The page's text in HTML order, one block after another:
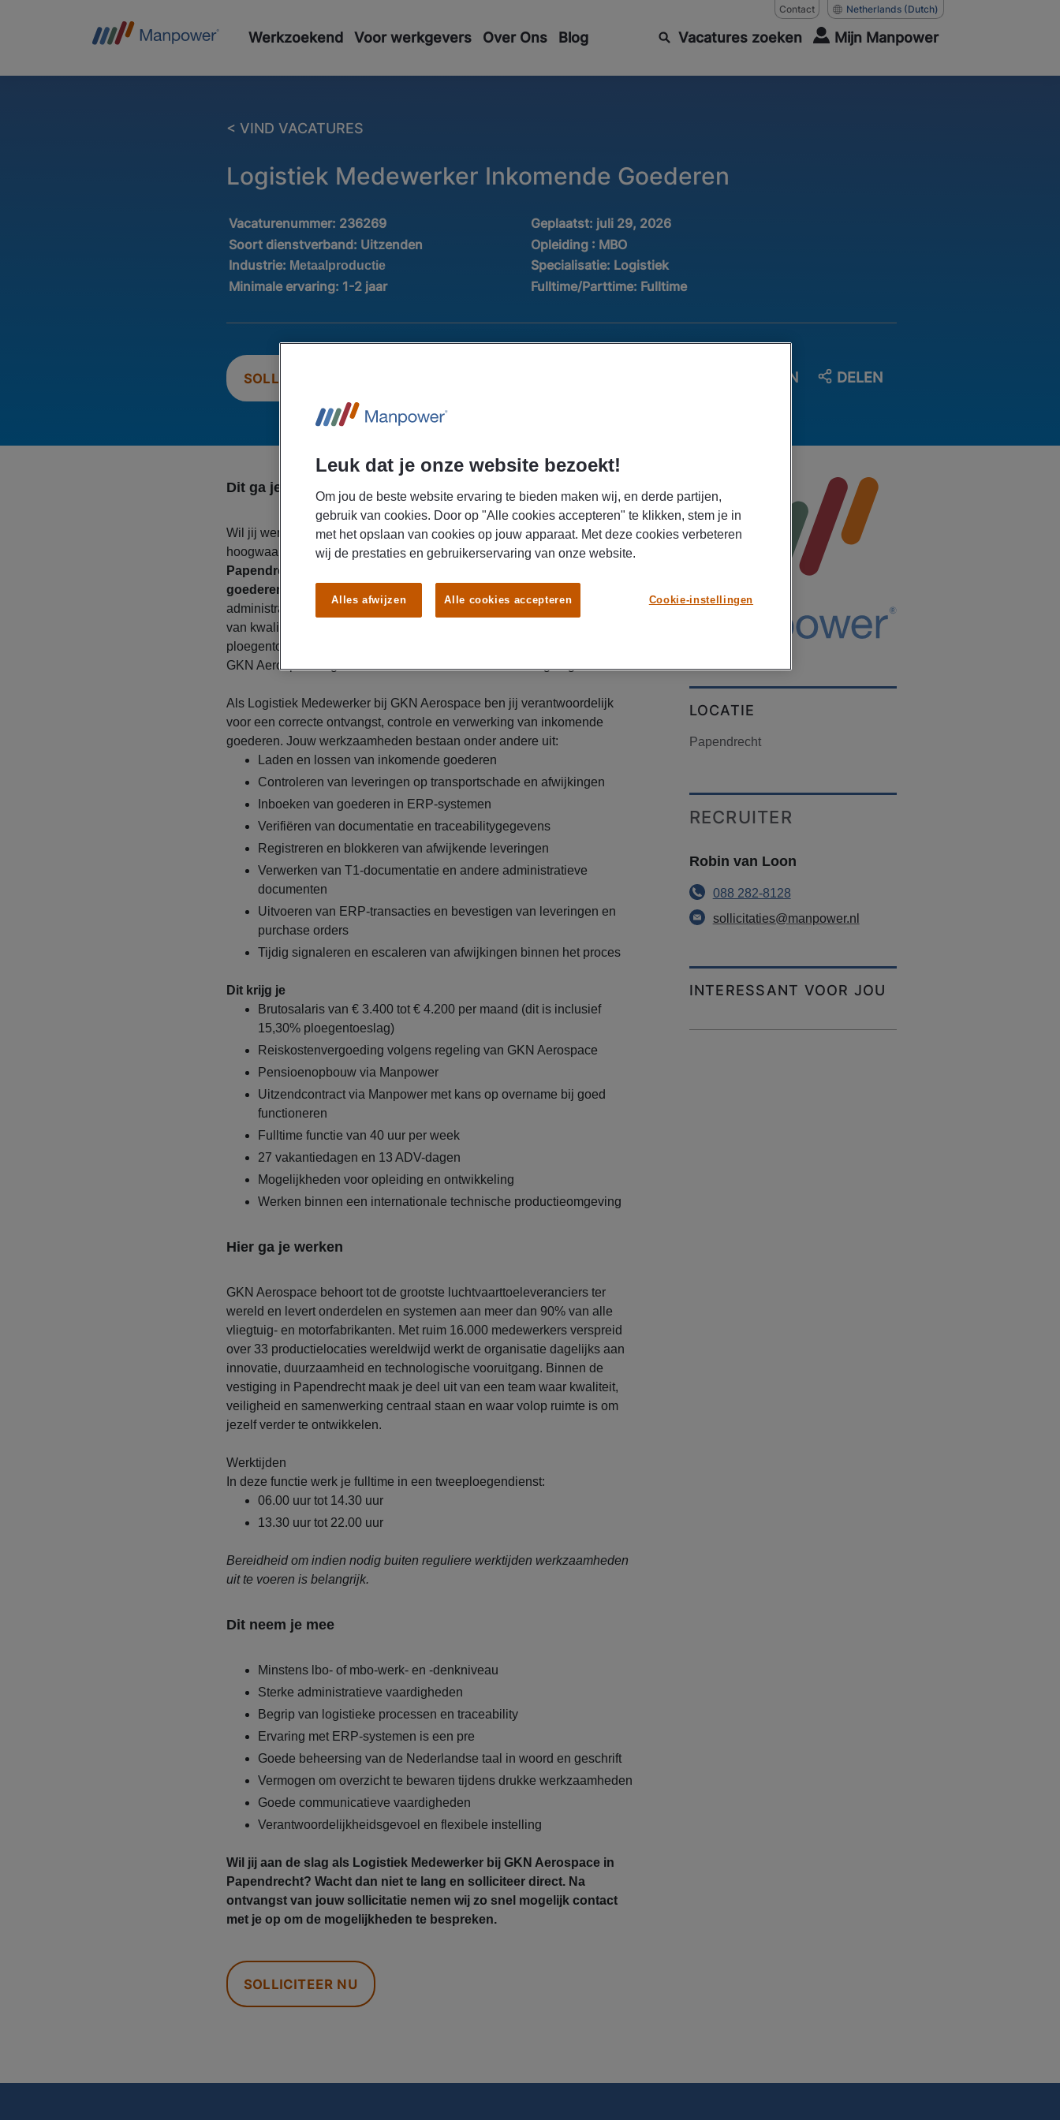
Contact Netherlands (Dutch)
Werkzoekend Voor werkgevers Over Ons Blog Vacatures zoeken Mijn Manpower
< VIND VACATURES
Logistiek Medewerker Inkomende Goederen
Vacaturenummer: 236269 Geplaatst: juli 29, 2026
Soort dienstverband: Uitzenden Opleiding : MBO
Industrie: Metaalproductie Specialisatie: Logistiek
Minimale ervaring: 1-2 jaar Fulltime/Parttime: Fulltime
SOLLICITEER NU OPSLAAN DELEN
Dit ga je doen
Wil jij werken in de luchtvaartindustrie en bijdragen aan de productie van
hoogwaardige vliegtuigonderdelen? VoorGKN Aerospace in
Papendrecht
goederen
administratieve taken en speel je een belangrijke rol in het waarborgen
van kwaliteit. Daar staat een bruto maandsalaris tot € 4.200 inclusief
ploegentoeslag, een reiskostenvergoeding en uitzicht op een contract bij
GKN Aerospace tegenover. Interesse?
Als Logistiek Medewerker bij GKN Aerospace ben jij verantwoordelijk
voor een correcte ontvangst, controle en verwerking van inkomende
goederen. Jouw werkzaamheden bestaan onder andere uit:
Laden en lossen van inkomende goederen
Controleren van leveringen op transportschade en afwijkingen
Inboeken van goederen in ERP-systemen
Verifiëren van documentatie en traceabilitygegevens
Registreren en blokkeren van afwijkende leveringen
Verwerken van T1-documentatie en andere administratieve
documenten
Uitvoeren van ERP-transacties en bevestigen van leveringen en
purchase orders
Tijdig signaleren en escaleren van afwijkingen binnen het proces
Dit krijg je
Brutosalaris van € 3.400 tot € 4.200 per maand (dit is inclusief
15,30% ploegentoeslag)
Reiskostenvergoeding volgens regeling van GKN Aerospace
Pensioenopbouw via Manpower
Uitzendcontract via Manpower met kans op overname bij goed
functioneren
Fulltime functie van 40 uur per week
27 vakantiedagen en 13 ADV-dagen
Mogelijkheden voor opleiding en ontwikkeling
Werken binnen een internationale technische productieomgeving
Hier ga je werken
GKN Aerospace behoort tot de grootste luchtvaarttoeleveranciers ter
wereld en levert onderdelen en systemen aan meer dan 90% van alle
vliegtuig- en motorfabrikanten. Met ruim 16.000 medewerkers verspreid
over 33 productielocaties wereldwijd werkt de organisatie dagelijks aan
innovatie, duurzaamheid en technologische vooruitgang. Binnen de
vestiging in Papendrecht maak je deel uit van een team waar kwaliteit,
veiligheid en samenwerking centraal staan en waar volop ruimte is om
jezelf verder te ontwikkelen.
Werktijden
In deze functie werk je fulltime in een tweeploegendienst:
06.00 uur tot 14.30 uur
13.30 uur tot 22.00 uur
Bereidheid om indien nodig buiten reguliere werktijden werkzaamheden
uit te voeren is belangrijk.
Dit neem je mee
Minstens lbo- of mbo-werk- en -denkniveau
Sterke administratieve vaardigheden
Begrip van logistieke processen en traceability
Ervaring met ERP-systemen is een pre
Goede beheersing van de Nederlandse taal in woord en geschrift
Vermogen om overzicht te bewaren tijdens drukke werkzaamheden
Goede communicatieve vaardigheden
Verantwoordelijkheidsgevoel en flexibele instelling
Wil jij aan de slag als Logistiek Medewerker bij GKN Aerospace in
Papendrecht? Wacht dan niet te lang en solliciteer direct. Na
ontvangst van jouw sollicitatie nemen wij zo snel mogelijk contact
met je op om de mogelijkheden te bespreken.
SOLLICITEER NU
LOCATIE
Papendrecht
RECRUITER
Robin van Loon
088 282-8128
sollicitaties@manpower.nl
INTERESSANT VOOR JOU
Leuk dat je onze website bezoekt!
Om jou de beste website ervaring te bieden maken wij, en derde partijen,
gebruik van cookies. Door op "Alle cookies accepteren" te klikken, stem je in
met het opslaan van cookies op jouw apparaat. Met deze cookies verbeteren
wij de prestaties en gebruikerservaring van onze website.
Cookie-instellingen
Alles afwijzen Alle cookies accepteren